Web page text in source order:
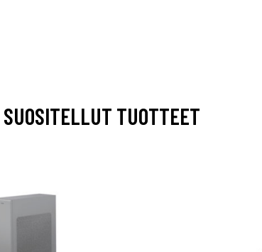
SUOSITELLUT TUOTTEET